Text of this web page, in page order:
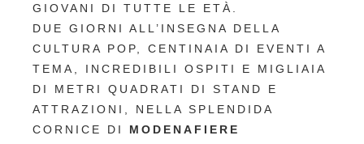
GIOVANI DI TUTTE LE ETÀ.
DUE GIORNI ALL’INSEGNA DELLA
CULTURA POP, CENTINAIA DI EVENTI A
TEMA, INCREDIBILI OSPITI E MIGLIAIA
DI METRI QUADRATI DI STAND E
ATTRAZIONI, NELLA SPLENDIDA
CORNICE DI MODENAFIERE